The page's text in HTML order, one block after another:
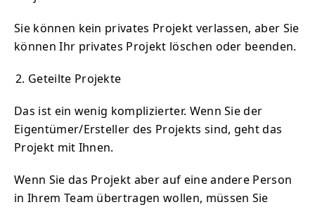
Sie können kein privates Projekt verlassen, aber Sie
können Ihr privates Projekt löschen oder beenden.
Geteilte Projekte
Das ist ein wenig komplizierter. Wenn Sie der
Eigentümer/Ersteller des Projekts sind, geht das
Projekt mit Ihnen.
Wenn Sie das Projekt aber auf eine andere Person
in Ihrem Team übertragen wollen, müssen Sie